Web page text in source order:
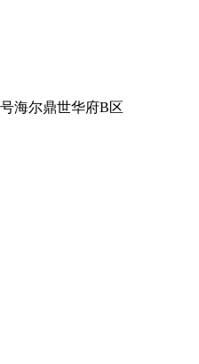
海尔鼎世华府B区